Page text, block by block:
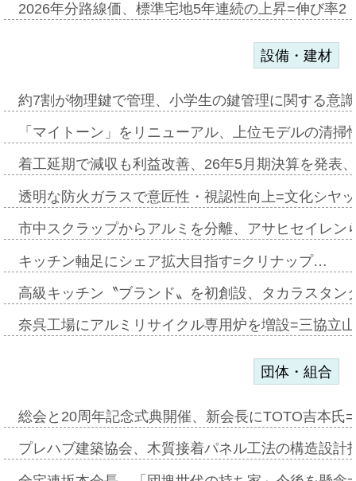
2026年分路線価、標準宅地5年連続の上昇=伸び率
設備・建材
約7割が物理鍵で管理、小学生の鍵管理に関する意
「マイトーン」をリニューアル、上位モデルの清
着工延期で減収も利益改善、26年5月期決算を発表
透明な防火ガラスで意匠性・視認性向上=文化シヤ
市中スクラップからアルミを分離、アサヒセイレ
キッチン軸足にシェア拡大目指す=クリナップ…
高級キッチン〝ブランド〟を初創設、タカラスタ
奈呉工場にアルミリサイクル専用炉を増設=三協立
団体・組合
総会と20周年記念式典開催、新会長にTOTO吉本氏
プレハブ建築協会、木質接着パネル工法の構造設